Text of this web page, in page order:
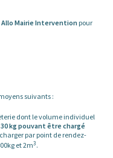
Allo Mairie Intervention pour
suivants :
dont le volume individuel
kg pouvant être chargé
par point de rendez-
et 2m3.